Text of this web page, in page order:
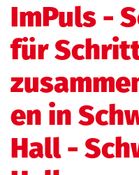
ImPuls -
für
en in
Hall-